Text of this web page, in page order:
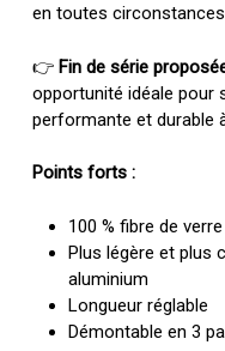
en toutes circonstances
👉 Fin de série
opportunité idéale pour
performante et durable
Points forts :
100 % fibre de verre
Plus légère et plus
aluminium
Longueur réglable
Démontable en 3